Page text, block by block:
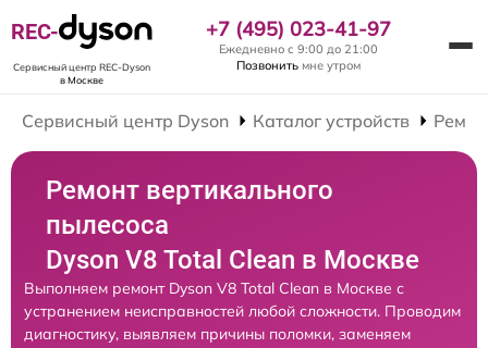
REC-
Сервисный центр REC-Dyson
в Москве
+7 (495) 023-41-97
Ежедневно с 9:00 до 21:00
Позвонить мне утром
Сервисный центр Dyson Каталог устройств
Ремонт вертикального
пылесоса
Dyson V8 Total Clean в Москве
Выполняем ремонт Dyson V8 Total Clean в Москве с
устранением неисправностей любой сложности. Проводим
диагностику, выявляем причины поломки, заменяем